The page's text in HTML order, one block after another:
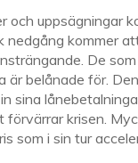
och uppsägningar
kommer
De
belånade för.
sina
krisen.
som i sin tur